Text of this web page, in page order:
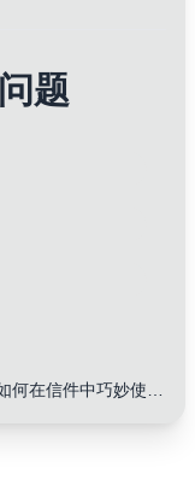
题
在信件中巧妙使用问候语和结束语：10个关键技巧让你脱颖而出